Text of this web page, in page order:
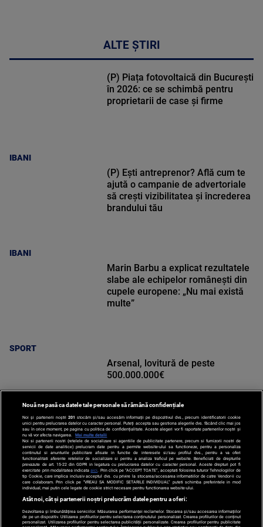
ALTE ȘTIRI
IBANI
(P) Piața fotovoltaică din București
în 2026: ce se schimbă pentru
proprietarii de case și firme
IBANI
(P) Ești antreprenor? Află cum te
ajută o campanie de advertoriale
să crești vizibilitatea și încrederea
brandului tău
SPORT
Marin Barbu a explicat rezultatele
slabe ale echipelor românești din
cupele europene: „Nu mai există
multe”
SPORT
Arsenal, lovitură de peste
500.000.000€
Nouă ne pasă ca datele tale personale să rămână confidențiale
Noi și partenerii noștri 201 stocăm și/sau accesăm informații pe dispozitivul dvs., precum identificatorii cookie
unici pentru prelucrarea datelor cu caracter personal. Puteți accepta sau gestiona alegerile dvs. făcând clic mai jos
sau în orice moment, pe pagina cu politica de confidențialitate. Aceste alegeri vor fi raportate partenerilor noștri și
nu vă vor afecta navigarea.
Mai multe detalii
Noi si partenerii nostri (retelele de socializare si agentiile de publicitate partenere, precum si furnizorii nostri de
servicii de date analitice) prelucram date pentru a permite website-ului sa functioneze, pentru a personaliza
continutul si anunturile publicitare afisate in functie de interesele si/sau profilul dvs., pentru a va oferi
functionalitati aferente retelelor de socializare si pentru a analiza traficul pe website. Beneficiati de drepturile
prevazute de art. 15-22 din GDPR in legatura cu prelucrarea datelor cu caracter personal. Aceste drepturi pot fi
exercitate prin modalitatea indicataaici . Prin click pe “ACCEPT TOATE”, acceptati folosirea tuturor Tehnologiilor de
tip Cookie, care implica inclusiv acceptul dvs. cu privire la stocarea/accesarea informatiilor de catre Vendor-ii cu
care colaboram. Prin click pe “VREAU SA MODIFIC SETARILE INDIVIDUAL” puteti schimba preferintele in mod
individual, mai putin cele legate de cookie strict necesare pentru functionarea website-ului.
Atât noi, cât și partenerii noștri prelucrăm datele pentru a oferi:
Dezvoltarea și îmbunătățirea serviciilor. Măsurarea performanței reclamelor. Stocarea și/sau accesarea informațiilor
de pe un dispozitiv. Utilizarea profilurilor pentru selectarea conținutului personalizat. Crearea profilurilor de conținut
personalizat. Utilizarea profilurilor pentru selectarea publicității personalizate. Crearea profilurilor pentru publicitate